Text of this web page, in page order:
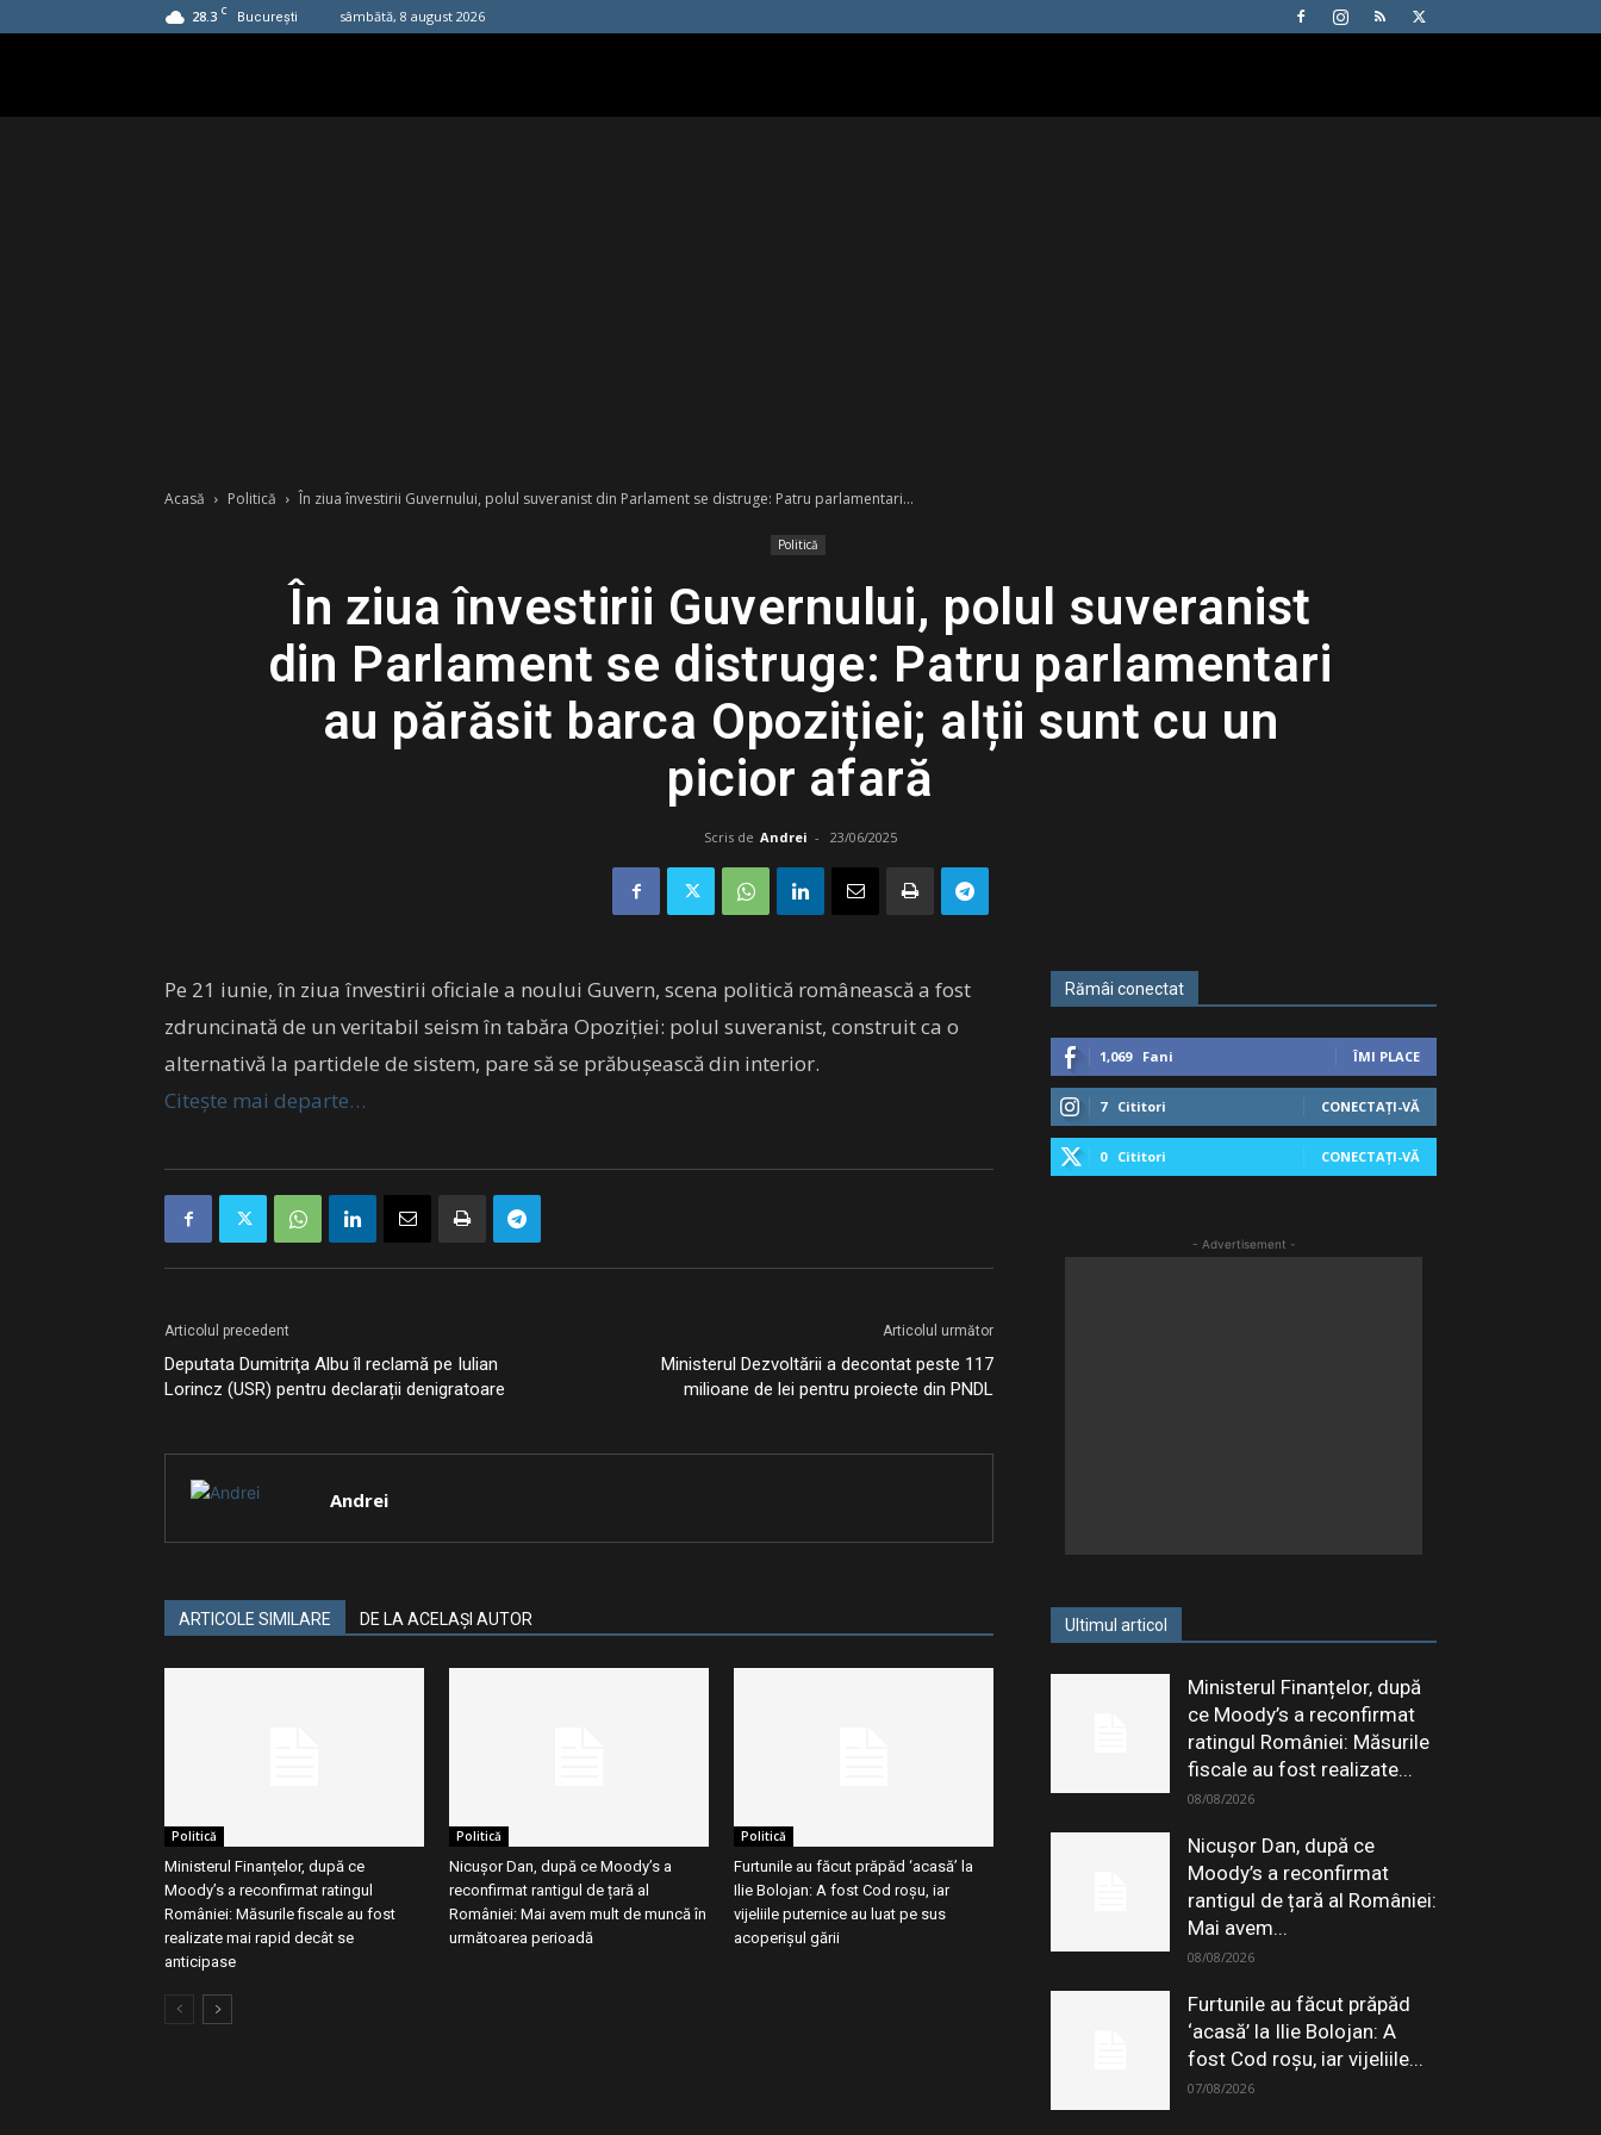
28.3 C București sâmbătă, 8 august 2026
Acasă Politică În ziua învestirii Guvernului, polul suveranist din Parlament se distruge: Patru parlamentari...
Politică
În ziua învestirii Guvernului, polul suveranist
din Parlament se distruge: Patru parlamentari
au părăsit barca Opoziției; alții sunt cu un
picior afară
Scris de Andrei - 23/06/2025
Pe 21 iunie, în ziua învestirii oficiale a noului Guvern, scena politică românească a fost
zdruncinată de un veritabil seism în tabăra Opoziției: polul suveranist, construit ca o
alternativă la partidele de sistem, pare să se prăbușească din interior.
Citește mai departe…
Articolul precedent
Deputata Dumitriţa Albu îl reclamă pe Iulian
Lorincz (USR) pentru declarații denigratoare
Articolul următor
Ministerul Dezvoltării a decontat peste 117
milioane de lei pentru proiecte din PNDL
Andrei
ARTICOLE SIMILARE DE LA ACELAȘI AUTOR
Politică
Ministerul Finanțelor, după ce
Moody’s a reconfirmat ratingul
României: Măsurile fiscale au fost
realizate mai rapid decât se
anticipase
Politică
Nicușor Dan, după ce Moody’s a
reconfirmat rantigul de țară al
României: Mai avem mult de muncă în
următoarea perioadă
Politică
Furtunile au făcut prăpăd ‘acasă’ la
Ilie Bolojan: A fost Cod roșu, iar
vijeliile puternice au luat pe sus
acoperișul gării
Rămâi conectat
1,069 Fani ÎMI PLACE
7 Cititori CONECTAȚI-VĂ
0 Cititori CONECTAȚI-VĂ
- Advertisement -
Ultimul articol
Ministerul Finanțelor, după
ce Moody’s a reconfirmat
ratingul României: Măsurile
fiscale au fost realizate...
08/08/2026
Nicușor Dan, după ce
Moody’s a reconfirmat
rantigul de țară al României:
Mai avem...
08/08/2026
Furtunile au făcut prăpăd
‘acasă’ la Ilie Bolojan: A
fost Cod roșu, iar vijeliile...
07/08/2026